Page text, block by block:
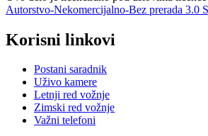
Autorstvo-Nekomercijalno-Bez prerada 3.0
Korisni linkovi
Postani saradnik
Uživo kamere
Letnji red vožnje
Zimski red vožnje
Važni telefoni